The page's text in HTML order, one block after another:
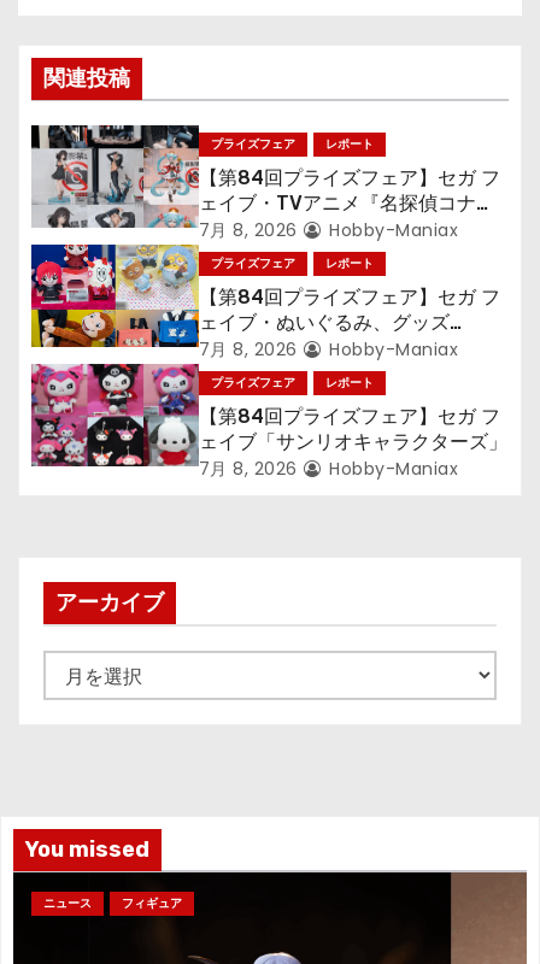
ゲ
ー
シ
ョ
ン
関連投稿
プライズフェア レポート
【第84回プライズフェア】セガ フ
ェイブ・TVアニメ『名探偵コナ
ン』TVアニメ『呪術廻戦』『〈物
語〉シリーズ』「初音ミク」
7月 8, 2026 Hobby-Maniax
プライズフェア レポート
【第84回プライズフェア】セガ フ
ェイブ・ぬいぐるみ、グッズ
『LiSA』『ミニオン』『おさるの
ジョージ』『ポケットモンスター』
7月 8, 2026 Hobby-Maniax
プライズフェア レポート
【第84回プライズフェア】セガ フ
ェイブ「サンリオキャラクターズ」
7月 8, 2026 Hobby-Maniax
アーカイブ
ー
You missed
ニュース フィギュア